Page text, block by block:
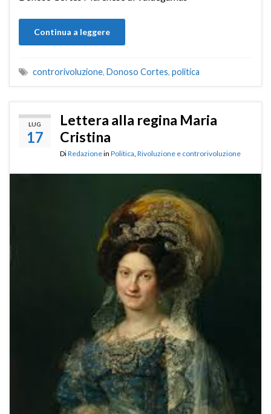
Continua a leggere
controrivoluzione, Donoso Cortes, politica
LUG
17
Lettera alla regina Maria
Cristina
DiRedazionein Politica, Rivoluzione e controrivoluzione